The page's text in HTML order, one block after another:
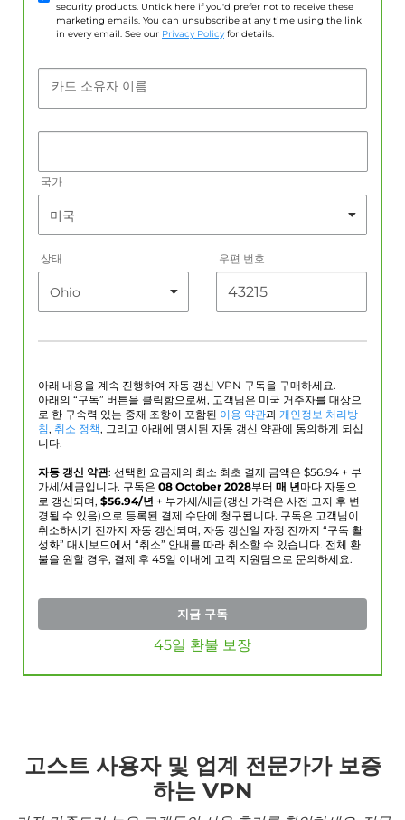
security products. Untick here if you'd prefer not to receive these
marketing emails. You can unsubscribe at any time using the link
in every email. See our Privacy Policy for details.
카드 소유자 이름
국가
상태 우편 번호
아래 내용을 계속 진행하여 자동 갱신 VPN 구독을 구매하세요.
아래의 “구독” 버튼을 클릭함으로써, 고객님은 미국 거주자를 대상으
로 한 구속력 있는 중재 조항이 포함된 이용 약관과 개인정보 처리방
침, 취소 정책, 그리고 아래에 명시된 자동 갱신 약관에 동의하게 되십
니다.
자동 갱신 약관: 선택한 요금제의 최소 최초 결제 금액은 $56.94 + 부
가세/세금입니다. 구독은 08 October 2028부터 매 년마다 자동으
로 갱신되며, $56.94/년 + 부가세/세금(갱신 가격은 사전 고지 후 변
경될 수 있음)으로 등록된 결제 수단에 청구됩니다. 구독은 고객님이
취소하시기 전까지 자동 갱신되며, 자동 갱신일 자정 전까지 “구독 활
성화” 대시보드에서 “취소” 안내를 따라 취소할 수 있습니다. 전체 환
불을 원할 경우, 결제 후 45일 이내에 고객 지원팀으로 문의하세요.
지금 구독
45일 환불 보장
고스트 사용자 및 업계 전문가가 보증
하는 VPN